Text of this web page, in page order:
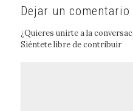
Dejar un comentario
¿Quieres unirte a la
Siéntete libre de contribuir